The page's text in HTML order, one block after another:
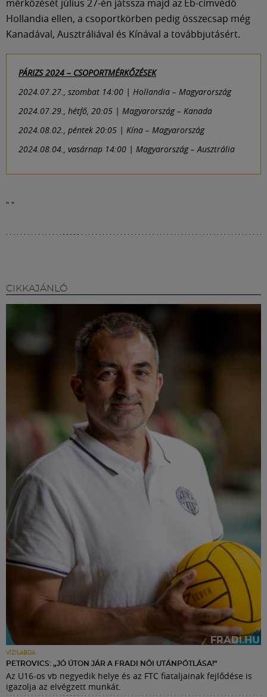
mérkőzését július 27-én játssza majd az Eb-címvédő
Hollandia ellen, a csoportkörben pedig összecsap még
Kanadával, Ausztráliával és Kínával a továbbjutásért.
PÁRIZS 2024 – CSOPORTMÉRKŐZÉSEK
2024.07.27., szombat 14:00 | Hollandia – Magyarország
2024.07.29., hétfő, 20:05 | Magyarország – Kanada
2024.08.02., péntek 20:05 | Kína – Magyarország
2024.08.04., vasárnap 14:00 | Magyarország – Ausztrália
" "
CIKKAJÁNLÓ
VÍZILABDA
PETROVICS: „JÓ ÚTON JÁR A FRADI NŐI UTÁNPÓTLÁSA!”
Az U16-os vb negyedik helye és az FTC fiataljainak fejlődése is
igazolja az elvégzett munkát.